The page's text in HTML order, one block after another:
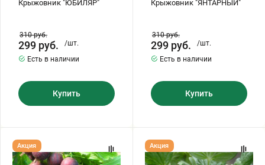
Крыжовник "ЮБИЛЯР"
310руб.
299 руб.
/шт.
Есть в наличии
Купить
Крыжовник "ЯНТАРНЫЙ"
310руб.
299 руб.
/шт.
Есть в наличии
Купить
Крыжовник
"СИРИУС"
Акция
Крыжовник
"РУССКИЙ
КРАСНЫЙ"
Акция